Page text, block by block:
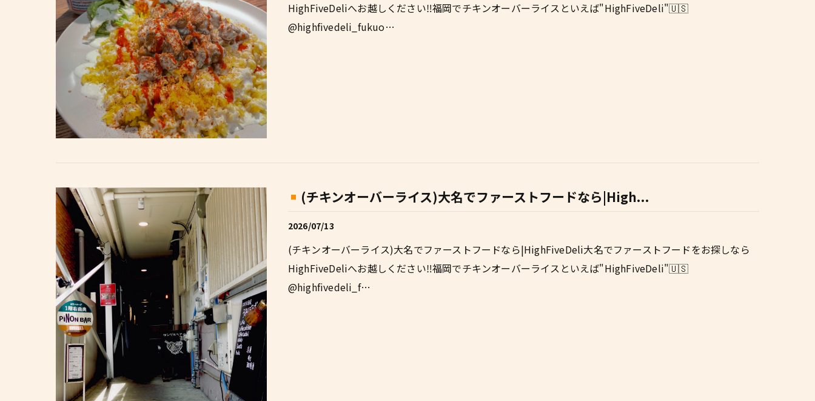
HighFiveDeliへお越しください‼福岡でチキンオーバーライスといえば"HighFiveDeli"🇺🇸
@highfivedeli_fukuo…
(チキンオーバーライス)大名でファーストフードなら|High...
2026/07/13
(チキンオーバーライス)大名でファーストフードなら|HighFiveDeli大名でファーストフードをお探しなら
HighFiveDeliへお越しください‼福岡でチキンオーバーライスといえば"HighFiveDeli"🇺🇸
@highfivedeli_f…